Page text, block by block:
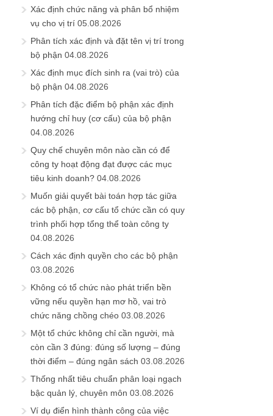
Xác định chức năng và phân bổ nhiệm
vụ cho vị trí 05.08.2026
Phân tích xác định và đặt tên vị trí trong
bộ phận 04.08.2026
Xác định mục đích sinh ra (vai trò) của
bộ phận 04.08.2026
Phân tích đặc điểm bộ phận xác định
hướng chỉ huy (cơ cấu) của bộ phận
04.08.2026
Quy chế chuyên môn nào cần có để
công ty hoạt động đạt được các mục
tiêu kinh doanh? 04.08.2026
Muốn giải quyết bài toán hợp tác giữa
các bộ phận, cơ cấu tổ chức cần có quy
trình phối hợp tổng thể toàn công ty
04.08.2026
Cách xác định quyền cho các bộ phận
03.08.2026
Không có tổ chức nào phát triển bền
vững nếu quyền hạn mơ hồ, vai trò
chức năng chồng chéo 03.08.2026
Một tổ chức không chỉ cần người, mà
còn cần 3 đúng: đúng số lượng – đúng
thời điểm – đúng ngân sách 03.08.2026
Thống nhất tiêu chuẩn phân loại ngạch
bậc quản lý, chuyên môn 03.08.2026
Ví dụ điển hình thành công của việc